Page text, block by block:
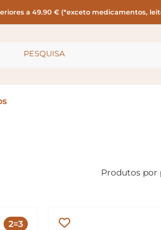
a 49.90 € (*exceto medicamentos,
PESQUISA
Produtos por
2=3